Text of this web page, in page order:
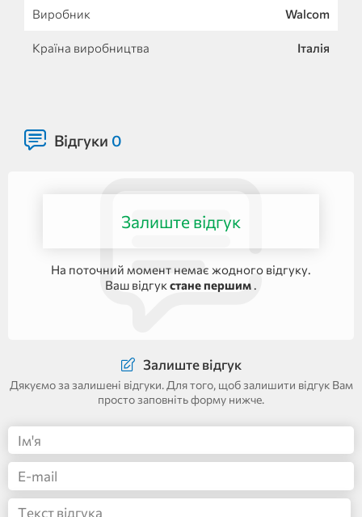
Виробник Walcom
Країна виробництва Італія
Відгуки 0
Залиште відгук
На поточний момент немає жодного відгуку.
Ваш відгук стане першим .
Залиште відгук
Дякуємо за залишені відгуки. Для того, щоб залишити відгук Вам
просто заповніть форму нижче.